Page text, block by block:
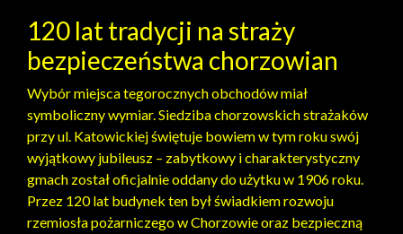
120 lat tradycji na straży
bezpieczeństwa chorzowian
Wybór miejsca tegorocznych obchodów miał
symboliczny wymiar. Siedziba chorzowskich strażaków
przy ul. Katowickiej świętuje bowiem w tym roku swój
wyjątkowy jubileusz – zabytkowy i charakterystyczny
gmach został oficjalnie oddany do użytku w 1906 roku.
Przez 120 lat budynek ten był świadkiem rozwoju
rzemiosła pożarniczego w Chorzowie oraz bezpieczną